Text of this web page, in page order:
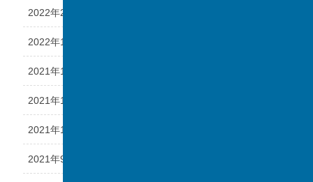
2022年2月
2022年1月
2021年12月
2021年11月
2021年10月
2021年9月